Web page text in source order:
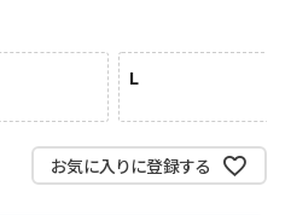
L
お気に入りに登録する